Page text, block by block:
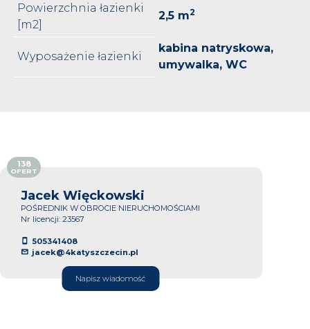
Powierzchnia łazienki
[m2]
2,5 m2
Wyposażenie łazienki
kabina natryskowa,
umywalka, WC
Jacek Więckowski
POŚREDNIK W OBROCIE NIERUCHOMOŚCIAMI
Nr licencji: 23567
505341408
jacek@4katyszczecin.pl
Napisz wiadomość
138
OFERT